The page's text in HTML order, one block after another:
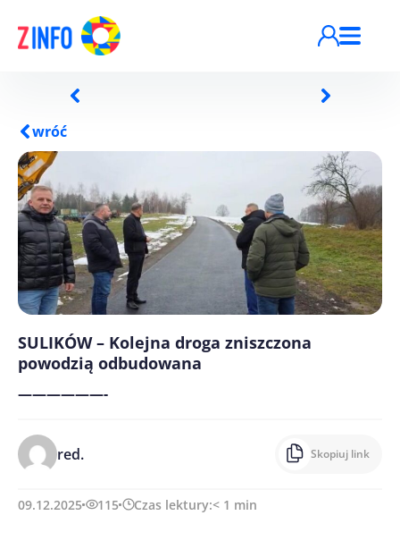
wróć
SULIKÓW – Kolejna droga zniszczona
powodzią odbudowana
——————-
red. Skopiuj link
09.12.2025 115 Czas lektury:< 1 min